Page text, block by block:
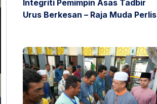
Integriti Pemimpin Asas Tadbir
Urus Berkesan – Raja Muda Perlis